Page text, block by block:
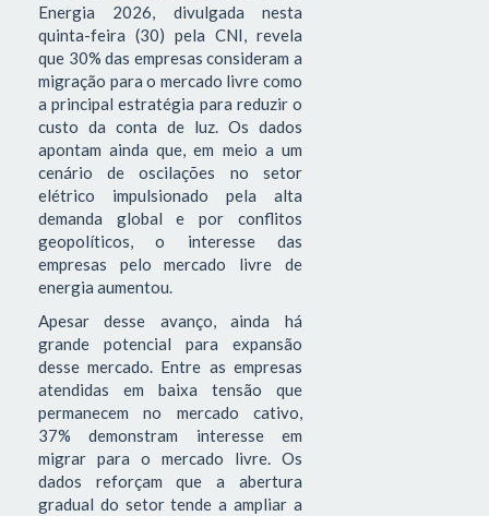
Energia 2026, divulgada nesta
quinta-feira (30) pela CNI, revela
que 30% das empresas consideram a
migração para o mercado livre como
a principal estratégia para reduzir o
custo da conta de luz. Os dados
apontam ainda que, em meio a um
cenário de oscilações no setor
elétrico impulsionado pela alta
demanda global e por conflitos
geopolíticos, o interesse das
empresas pelo mercado livre de
energia aumentou.
Apesar desse avanço, ainda há
grande potencial para expansão
desse mercado. Entre as empresas
atendidas em baixa tensão que
permanecem no mercado cativo,
37% demonstram interesse em
migrar para o mercado livre. Os
dados reforçam que a abertura
gradual do setor tende a ampliar a